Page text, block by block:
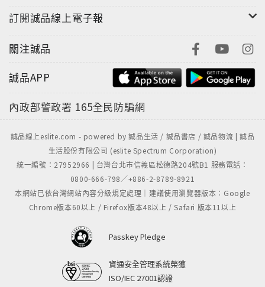
訂閱誠品線上電子報
關注誠品
誠品APP
內政部警政署 165全民防騙網
誠品線上eslite.com - powered by 誠品生活 / 誠品書店 / 誠品物流 | 誠品
生活股份有限公司 (eslite Spectrum Corporation)
統一編號：27952966 | 台灣台北市信義區松德路204號B1 服務電話：
0800-666-798／+886-2-8789-8921
本網站已依台灣網站內容分級規定處理｜建議使用瀏覽器版本：Google
Chrome版本60以上 / Firefox版本48以上 / Safari 版本11以上
Passkey Pledge
資通安全管理系統榮獲
ISO/IEC 27001認證